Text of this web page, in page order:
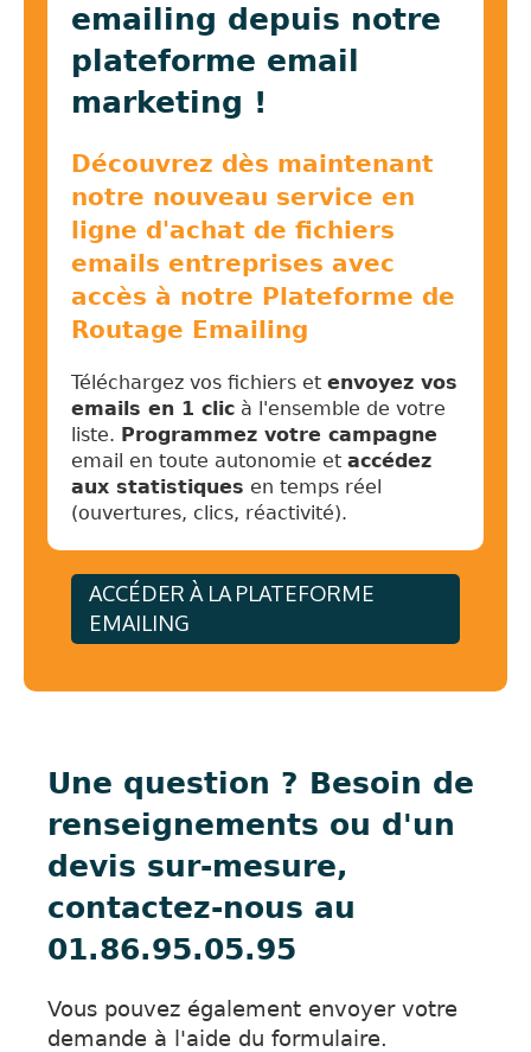
emailing depuis notre
plateforme email
marketing !
Découvrez dès maintenant
notre nouveau service en
ligne d'achat de fichiers
emails entreprises avec
accès à notre Plateforme de
Routage Emailing
Téléchargez vos fichiers et envoyez vos
emails en 1 clic à l'ensemble de votre
liste. Programmez votre campagne
email en toute autonomie et accédez
aux statistiques en temps réel
(ouvertures, clics, réactivité).
ACCÉDER À LA PLATEFORME
EMAILING
Une question ? Besoin de
renseignements ou d'un
devis sur-mesure,
contactez-nous au
01.86.95.05.95
Vous pouvez également envoyer votre
demande à l'aide du formulaire.